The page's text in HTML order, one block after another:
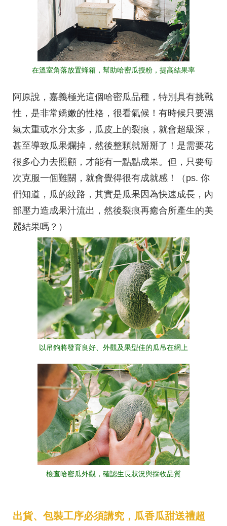
在溫室角落放置蜂箱，幫助哈密瓜授粉，提高結果率
阿原說，嘉義極光這個哈密瓜品種，特別具有挑戰
性，是非常嬌嫩的性格，很看氣候！有時候只要濕
氣太重或水分太多，瓜皮上的裂痕，就會超級深，
甚至導致瓜果爛掉，然後整顆就掰掰了！是需要花
很多心力去照顧，才能有一點點成果。但，只要每
次克服一個難關，就會覺得很有成就感！（ps. 你
們知道，瓜的紋路，其實是瓜果因為快速成長，內
部壓力造成果汁流出，然後裂痕再癒合所產生的美
麗結果嗎？）
以吊鉤將發育良好、外觀及果型佳的瓜吊在網上
檢查哈密瓜外觀，確認生長狀況與採收品質
出貨、包裝工序必須講究，瓜香瓜甜送禮超